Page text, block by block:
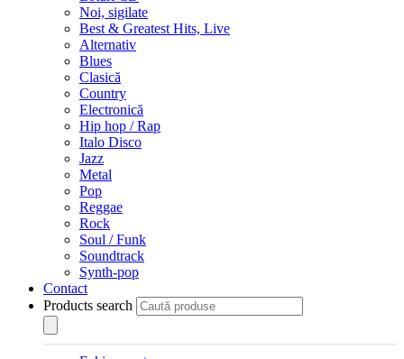
Noi, sigilate
Best & Greatest Hits, Live
Alternativ
Blues
Clasică
Country
Electronică
Hip hop / Rap
Italo Disco
Jazz
Metal
Pop
Reggae
Rock
Soul / Funk
Soundtrack
Synth-pop
Contact
Products search